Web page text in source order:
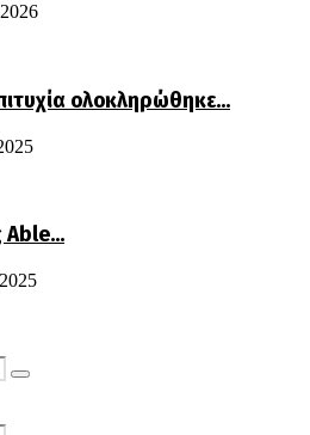
ολοκληρώθηκε…
Able…
Search